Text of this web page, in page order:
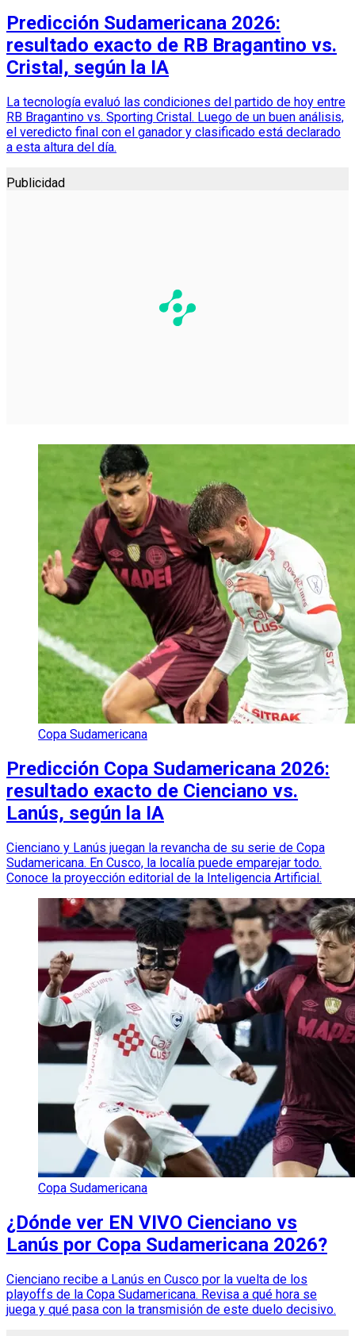
Predicción Sudamericana 2026:
resultado exacto de RB Bragantino vs.
Cristal, según la IA
La tecnología evaluó las condiciones del partido de hoy entre
RB Bragantino vs. Sporting Cristal. Luego de un buen análisis,
el veredicto final con el ganador y clasificado está declarado
a esta altura del día.
Publicidad
Copa Sudamericana
Predicción Copa Sudamericana 2026:
resultado exacto de Cienciano vs.
Lanús, según la IA
Cienciano y Lanús juegan la revancha de su serie de Copa
Sudamericana. En Cusco, la localía puede emparejar todo.
Conoce la proyección editorial de la Inteligencia Artificial.
Copa Sudamericana
¿Dónde ver EN VIVO Cienciano vs
Lanús por Copa Sudamericana 2026?
Cienciano recibe a Lanús en Cusco por la vuelta de los
playoffs de la Copa Sudamericana. Revisa a qué hora se
juega y qué pasa con la transmisión de este duelo decisivo.